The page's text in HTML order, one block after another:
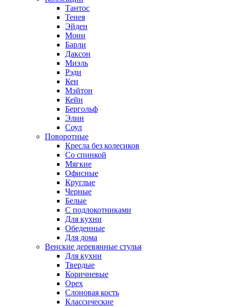
Тантос
Тенея
Эйден
Мони
Барли
Даксон
Миэль
Рэди
Кен
Мэйтон
Кейн
Бергольф
Элин
Соул
Поворотные
Кресла без колесиков
Со спинкой
Мягкие
Офисные
Круглые
Черные
Белые
С подлокотниками
Для кухни
Обеденные
Для дома
Венские деревянные стулья
Для кухни
Твердые
Коричневые
Орех
Слоновая кость
Классические